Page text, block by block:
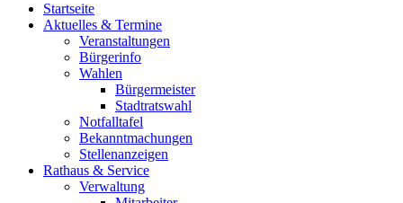
Startseite
Aktuelles & Termine
Veranstaltungen
Bürgerinfo
Wahlen
Bürgermeister
Stadtratswahl
Notfalltafel
Bekanntmachungen
Stellenanzeigen
Rathaus & Service
Verwaltung